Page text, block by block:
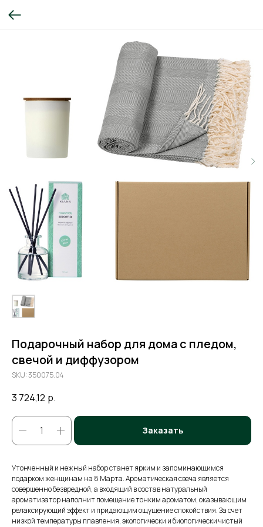
Подарочный набор для дома с пледом,
свечой и диффузором
SKU:350075.04
3 724,12 р.
Заказать
Утонченный и нежный набор станет ярким и запоминающимся
подарком женщинам на 8 Марта. Ароматическая свеча является
совершенно безвредной, а входящий в состав натуральный
ароматизатор наполнит помещение тонким ароматом, оказывающим
релаксирующий эффект и придающим ощущение спокойствия. За счет
низкой температуры плавления, экологически и биологически чистый